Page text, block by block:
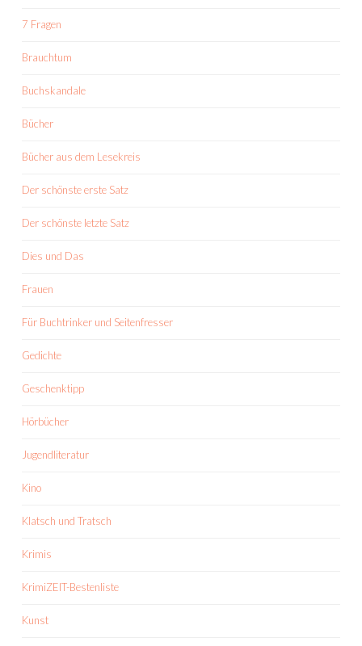
7 Fragen
Brauchtum
Buchskandale
Bücher
Bücher aus dem Lesekreis
Der schönste erste Satz
Der schönste letzte Satz
Dies und Das
Frauen
Für Buchtrinker und Seitenfresser
Gedichte
Geschenktipp
Hörbücher
Jugendliteratur
Kino
Klatsch und Tratsch
Krimis
KrimiZEIT-Bestenliste
Kunst